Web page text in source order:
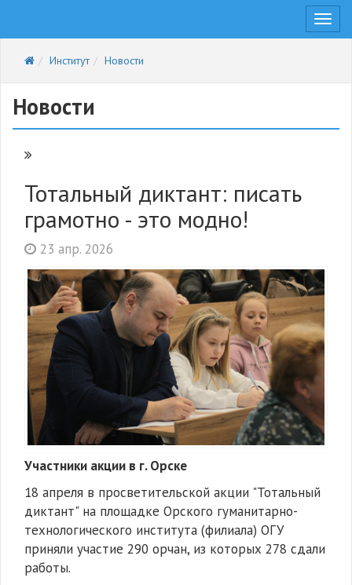
Институт
Новости
Новости
Тотальный диктант: писать
грамотно - это модно!
23 апр. 2026
Участники акции в г. Орске
18 апреля в просветительской акции "Тотальный
диктант" на площадке Орского гуманитарно-
технологического института (филиала) ОГУ
приняли участие 290 орчан, из которых 278 сдали
работы.